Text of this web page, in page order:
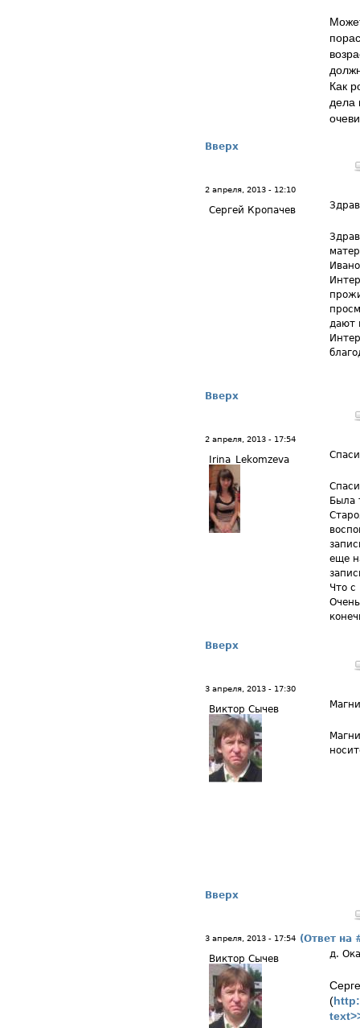
Как
дела
Вверх
2 апреля, 2013 - 12:10
Сергей Кропачев
дают
Вверх
2 апреля, 2013 - 17:54
Irina_Lekomzeva
Была
еще
Что
Вверх
3 апреля, 2013 - 17:30
Виктор Сычев
Вверх
3 апреля, 2013 - 17:54 (Ответ на
Виктор Сычев
д.
(